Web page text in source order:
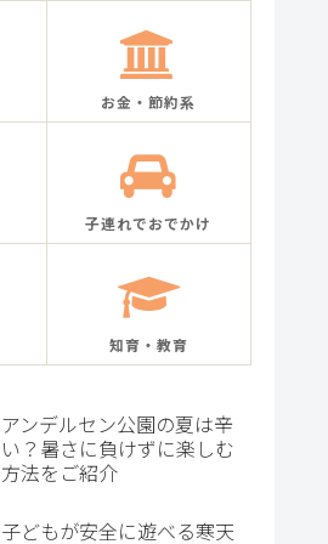
お金・節約系
子連れでおでかけ
知育・教育
アンデルセン公園の夏は辛
い？暑さに負けずに楽しむ
方法をご紹介
子どもが安全に遊べる寒天